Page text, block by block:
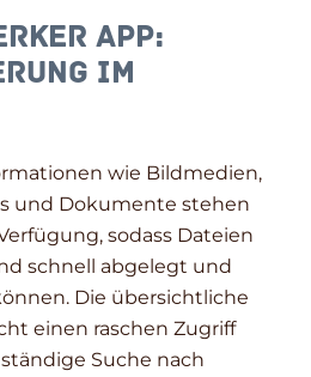
App:
im
wie Bildmedien,
und Dokumente stehen
sodass Dateien
schnell abgelegt und
Die übersichtliche
einen raschen Zugriff
Suche nach